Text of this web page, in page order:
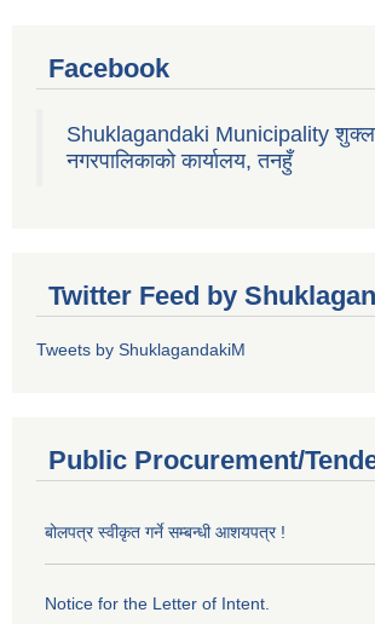
Facebook
Shuklagandaki Municipality
नगरपालिकाको कार्यालय, तनहुँ
Twitter Feed by
Tweets by ShuklagandakiM
Public Procurement/
बोलपत्र स्वीकृत गर्ने सम्बन्धी आशयपत्र !
Notice for the Letter of Intent.